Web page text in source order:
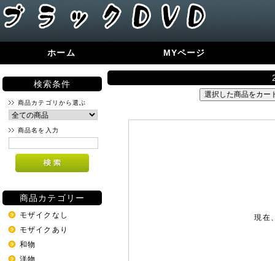
ホーム MYページ
検索条件
商品カテゴリから選ぶ
商品名を入力
商品カテゴリー
モザイクなし
モザイクあり
和物
洋物
現在